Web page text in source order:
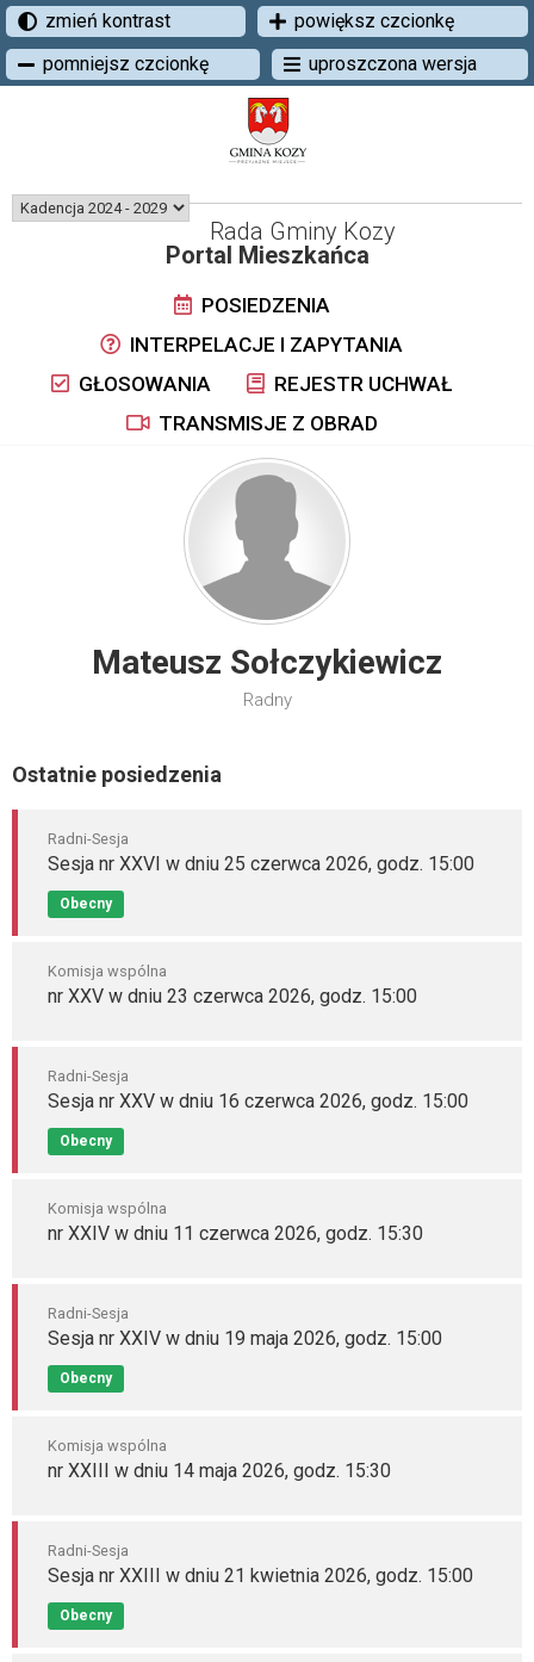
zmień kontrast
powiększ czcionkę
pomniejsz czcionkę
uproszczona wersja
Rada Gminy Kozy
Portal Mieszkańca
POSIEDZENIA
INTERPELACJE I ZAPYTANIA
GŁOSOWANIA
REJESTR UCHWAŁ
TRANSMISJE Z OBRAD
Mateusz Sołczykiewicz
Radny
Ostatnie posiedzenia
Radni-Sesja
Sesja nr XXVI w dniu 25 czerwca 2026, godz. 15:00
Obecny
Komisja wspólna
nr XXV w dniu 23 czerwca 2026, godz. 15:00
Radni-Sesja
Sesja nr XXV w dniu 16 czerwca 2026, godz. 15:00
Obecny
Komisja wspólna
nr XXIV w dniu 11 czerwca 2026, godz. 15:30
Radni-Sesja
Sesja nr XXIV w dniu 19 maja 2026, godz. 15:00
Obecny
Komisja wspólna
nr XXIII w dniu 14 maja 2026, godz. 15:30
Radni-Sesja
Sesja nr XXIII w dniu 21 kwietnia 2026, godz. 15:00
Obecny